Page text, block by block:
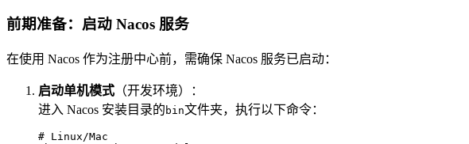
前期准备：启动 Nacos 服务
在使用 Nacos 作为注册中心前，需确保 Nacos 服务已启动：
启动单机模式 （开发环境）：
进入 Nacos 安装目录的 bin文件夹，执行以下命令：
# Linux/Mac